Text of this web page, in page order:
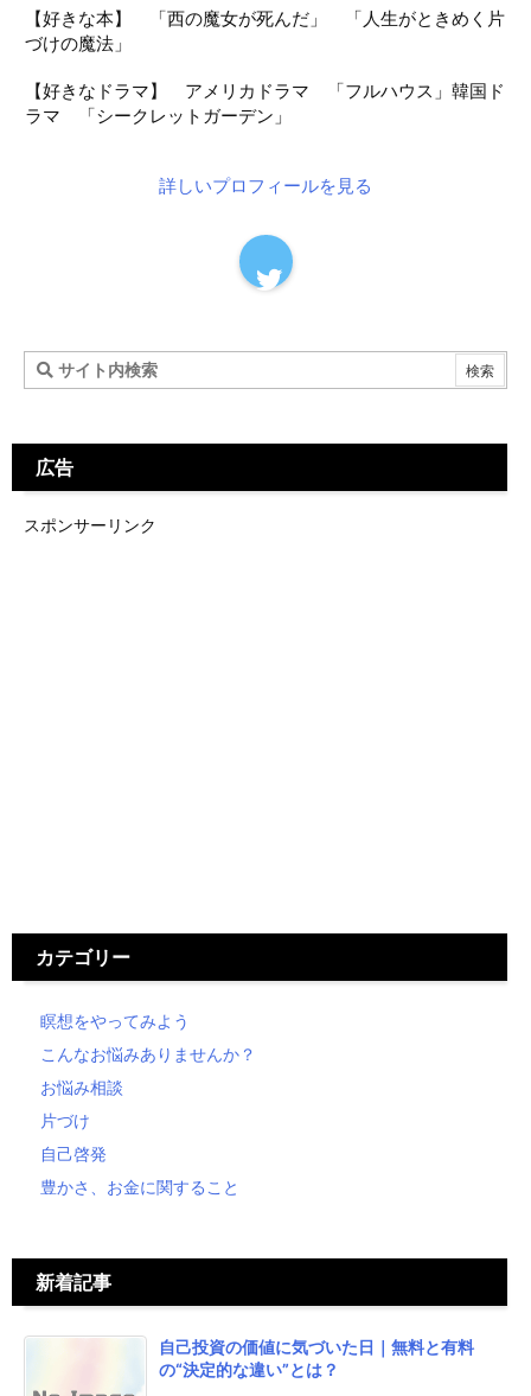
【好きな本】 「西の魔女が死んだ」 「人生がときめく片
づけの魔法」
【好きなドラマ】 アメリカドラマ 「フルハウス」韓国ド
ラマ 「シークレットガーデン」
詳しいプロフィールを見る
広告
スポンサーリンク
カテゴリー
瞑想をやってみよう
こんなお悩みありませんか？
お悩み相談
片づけ
自己啓発
豊かさ、お金に関すること
新着記事
自己投資の価値に気づいた日｜無料と有料
の“決定的な違い”とは？